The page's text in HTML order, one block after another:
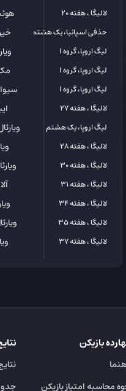
لالیگا ، هفته 20
حذفی اسپانیا، یک هشتم
لیگ اروپا، گروه I
لیگ اروپا، گروه I
لیگ اروپا، گروه I
لالیگا ، هفته 27
لیگ اروپا، یک هشتم
لالیگا ، هفته 28
لالیگا ، هفته 30
لالیگا ، هفته 31
لالیگا ، هفته 34
لالیگا ، هفته 35
لالیگا ، هفته 37
بازیکن
محاسبه امتیاز بازیکن